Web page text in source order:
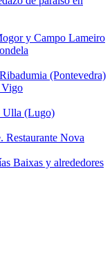
y Campo Lameiro
(Pontevedra)
Vigo
Ulla (Lugo)
Restaurante Nova
Baixas y alrededores